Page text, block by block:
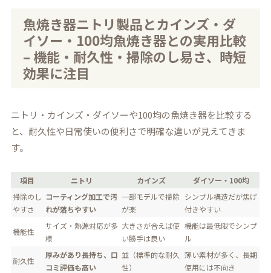
魚焼き器ニトリ製品とカインズ・ダ
イソー・100均魚焼き器との実用比較
– 機能・耐久性・掃除のし易さ、時短
効果に注目
ニトリ・カインズ・ダイソーや100均の魚焼き器を比較する
と、耐久性や日常使いの便利さで明確な違いが見えてきま
す。
項目 ニトリ カインズ
ダイソー・100均
掃除のし
やすさ
コーティング加工で汚
れが落ちやすい
一部モデルで掃除
が楽
シンプル構造だが焦げ
付きやすい
機能性
サイズ・熱源対応が多
様
大きさが合えば使
い勝手は良い
機能は最低限でシンプ
ル
耐久性
厚みがあり長持ち、口
コミ評価も高い
並（標準的な耐久
性）
薄い素材が多く、長期
使用には不向き